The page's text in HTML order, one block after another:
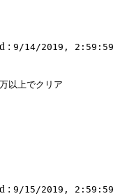
: 9/14/2019, 2:59:59
以上でクリア
: 9/15/2019, 2:59:59